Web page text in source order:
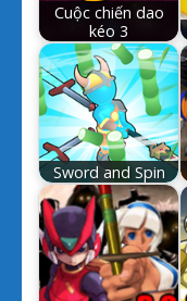
Cuộc chiến dao
kéo 3
Sword and Spin